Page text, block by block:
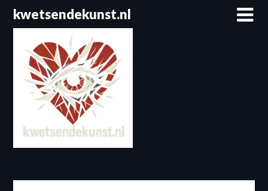
Spring
naar
inhoud
kwetsendekunst.nl